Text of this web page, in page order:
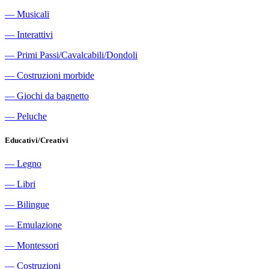
― Musicali
― Interattivi
― Primi Passi/Cavalcabili/Dondoli
― Costruzioni morbide
― Giochi da bagnetto
― Peluche
Educativi/Creativi
― Legno
― Libri
― Bilingue
― Emulazione
― Montessori
― Costruzioni